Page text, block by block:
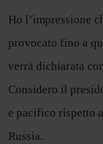
Ho l’impressione
provocato fino a
verrà dichiarata
Considero il
e pacifico rispetto
Russia.